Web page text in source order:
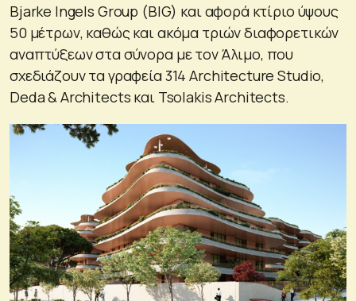
Bjarke Ingels Group (BIG) και αφορά κτίριο ύψους
50 μέτρων, καθώς και ακόμα τριών διαφορετικών
αναπτύξεων στα σύνορα με τον Άλιμο, που
σχεδιάζουν τα γραφεία 314 Architecture Studio,
Deda & Architects και Tsolakis Architects.